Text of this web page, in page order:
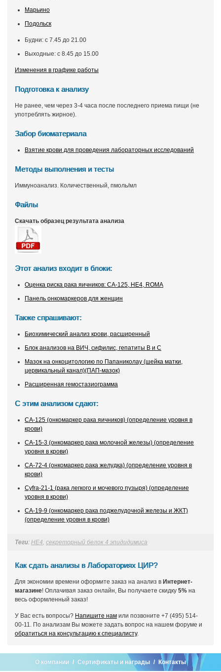
Марьино
Подольск
Будни: с 7.45 до 21.00
Выходные: с 8.45 до 15.00
Изменения в графике работы
Подготовка к анализу
Не ранее, чем через 3-4 часа после последнего приема пищи (не
употреблять жирное).
Забор биоматериала
Взятие крови для проведения лабораторных исследований
Методы выполнения и тесты
Иммуноанализ. Количественный, пмоль/мл
Файлы
Скачать образец результата анализа
Этот анализ входит в блоки:
Оценка риска рака яичников: CA-125, HE4, ROMA
Панель онкомаркеров для женщин
Также спрашивают:
Биохимический анализ крови, расширенный
Блок анализов на ВИЧ, сифилис, гепатиты В и С
Мазок на онкоцитологию по Папаниколау (шейка матки,
цервикальный канал)(ПАП-мазок)
Расширенная гемостазиограмма
С этим анализом сдают:
CA-125 (онкомаркер рака яичников) (определение уровня в
крови)
CA-15-3 (онкомаркер рака молочной железы) (определение
уровня в крови)
CA-72-4 (онкомаркер рака желудка) (определение уровня в
крови)
Cyfra-21-1 (рака легкого и мочевого пузыря) (определение
уровня в крови)
СА-19-9 (онкомаркер рака поджелудочной железы и ЖКТ)
(определение уровня в крови)
Теги: HE4, секреторный белок 4 эпидидимиса
Как сдать анализы в Лабораториях ЦИР?
Для экономии времени оформите заказ на анализ в Интернет-
магазине! Оплачивая заказ онлайн, Вы получаете скидку 5% на
весь оформленный заказ!
У Вас есть вопросы? Напишите нам или позвоните +7 (495) 514-
00-11. По анализам Вы можете задать вопрос на нашем форуме и
обратиться на консультацию к специалисту.
О компании Сертификаты и награды Контакты